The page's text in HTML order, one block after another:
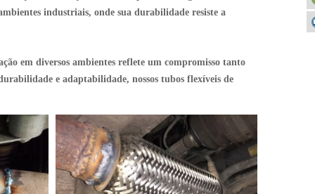
industriais, onde sua durabilidade resiste a
em diversos ambientes reflete um compromisso tanto
e adaptabilidade, nossos tubos flexíveis de